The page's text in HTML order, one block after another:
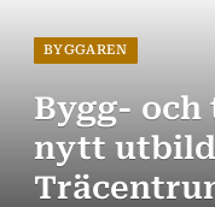
BYGGAREN
Bygg-
nytt